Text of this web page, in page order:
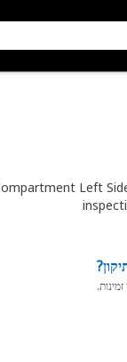
Left